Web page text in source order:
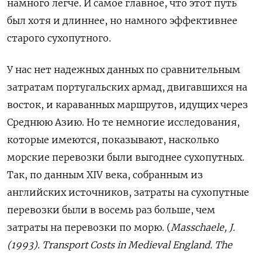
намного легче. И самое главное, что этот путь
был хотя и длиннее, но намного эффективнее
старого сухопутного.
У нас нет надежных данных по сравнительным
затратам португальских армад, двигавшихся на
восток, и караванных маршрутов, идущих через
Среднюю Азию. Но те немногие исследования,
которые имеются, показывают, насколько
морские перевозки были выгоднее сухопутных.
Так, по данным XIV века, собранным из
английских источников, затраты на сухопутные
перевозки были в восемь раз больше, чем
затраты на перевозки по морю. (Masschaele, J.
(1993). Transport Costs in Medieval England. The